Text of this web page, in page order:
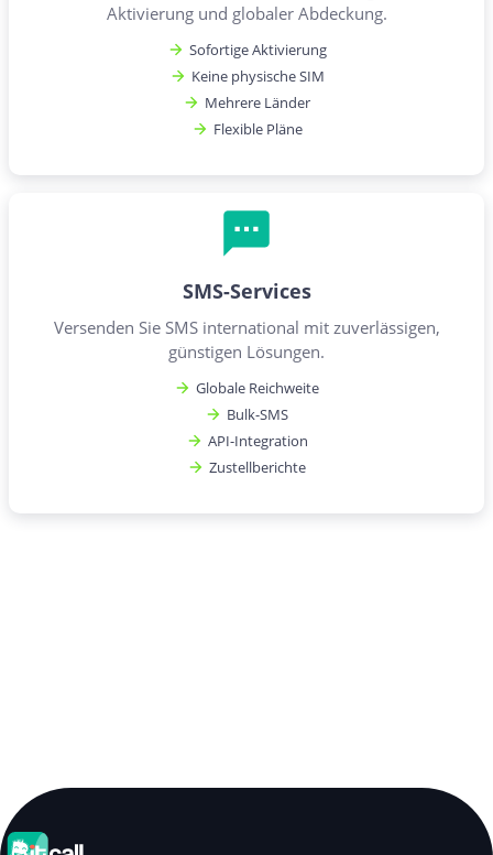
Aktivierung und globaler Abdeckung.
Sofortige Aktivierung
Keine physische SIM
Mehrere Länder
Flexible Pläne
SMS-Services
Versenden Sie SMS international mit zuverlässigen,
günstigen Lösungen.
Globale Reichweite
Bulk-SMS
API-Integration
Zustellberichte